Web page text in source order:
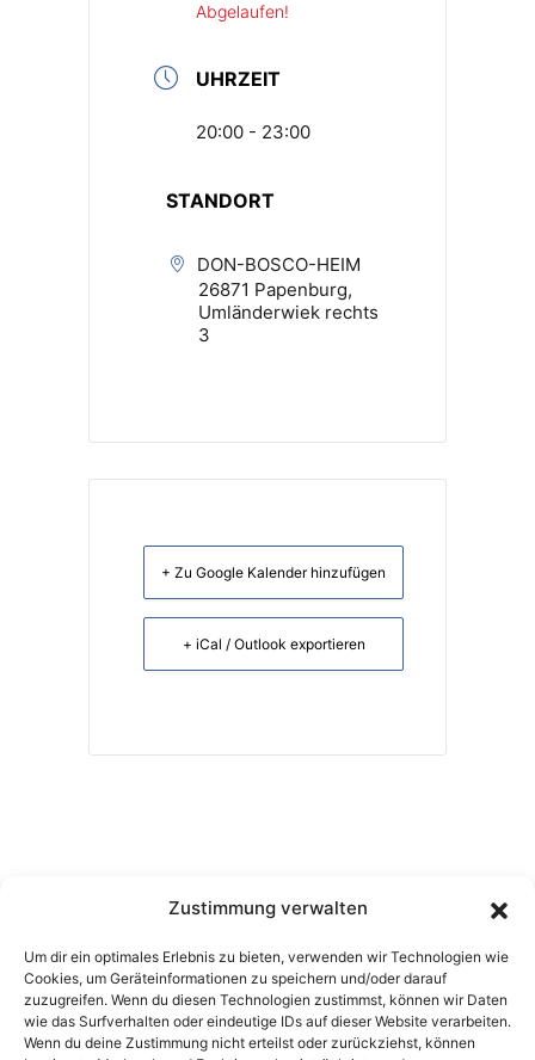
Zustimmung verwalten
Um dir ein optimales Erlebnis zu bieten, verwenden wir Technologien wie
Cookies, um Geräteinformationen zu speichern und/oder darauf
zuzugreifen. Wenn du diesen Technologien zustimmst, können wir Daten
wie das Surfverhalten oder eindeutige IDs auf dieser Website verarbeiten.
Wenn du deine Zustimmung nicht erteilst oder zurückziehst, können
Abgelaufen!
UHRZEIT
20:00 - 23:00
STANDORT
DON-BOSCO-HEIM
26871 Papenburg,
Umländerwiek rechts
3
+ Zu Google Kalender hinzufügen
+ iCal / Outlook exportieren
Anfragen:05149 8760
hermann@hoofbeats.de